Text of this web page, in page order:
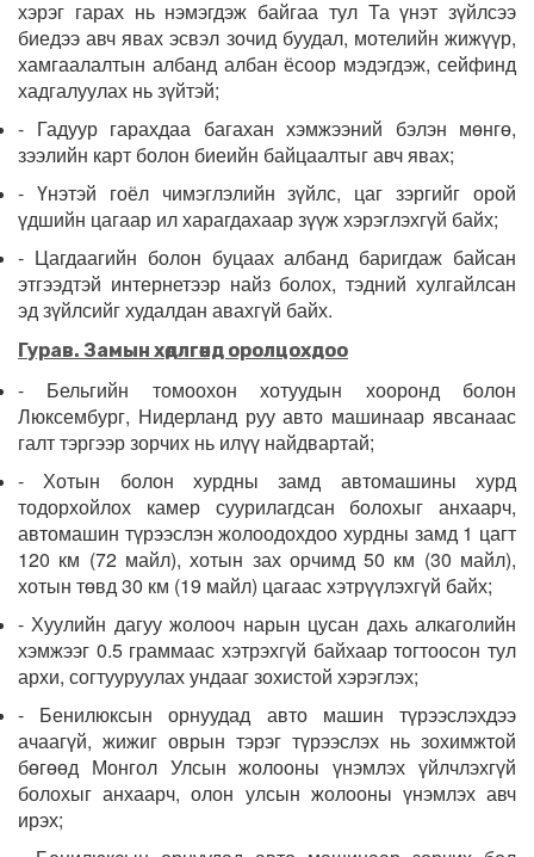
хэрэг гарах нь нэмэгдэж байгаа тул Та үнэт зүйлсээ
биедээ авч явах эсвэл зочид буудал, мотелийн жижүүр,
хамгаалалтын албанд албан ёсоор мэдэгдэж, сейфинд
хадгалуулах нь зүйтэй;
- Гадуур гарахдаа багахан хэмжээний бэлэн мөнгө,
зээлийн карт болон биеийн байцаалтыг авч явах;
- Үнэтэй гоёл чимэглэлийн зүйлс, цаг зэргийг орой
үдшийн цагаар ил харагдахаар зүүж хэрэглэхгүй байх;
- Цагдаагийн болон буцаах албанд баригдаж байсан
этгээдтэй интернетээр найз болох, тэдний хулгайлсан
эд зүйлсийг худалдан авахгүй байх.
Гурав. Замын хөдлгөөнд оролцохдоо
- Бельгийн томоохон хотуудын хооронд болон
Люксембург, Нидерланд руу авто машинаар явсанаас
галт тэргээр зорчих нь илүү найдвартай;
- Хотын болон хурдны замд автомашины хурд
тодорхойлох камер суурилагдсан болохыг анхаарч,
автомашин түрээслэн жолоодохдоо хурдны замд 1 цагт
120 км (72 майл), хотын зах орчимд 50 км (30 майл),
хотын төвд 30 км (19 майл) цагаас хэтрүүлэхгүй байх;
- Хуулийн дагуу жолооч нарын цусан дахь алкаголийн
хэмжээг 0.5 граммаас хэтрэхгүй байхаар тогтоосон тул
архи, согтууруулах ундааг зохистой хэрэглэх;
- Бенилюксын орнуудад авто машин түрээслэхдээ
ачаагүй, жижиг оврын тэрэг түрээслэх нь зохимжтой
бөгөөд Монгол Улсын жолооны үнэмлэх үйлчлэхгүй
болохыг анхаарч, олон улсын жолооны үнэмлэх авч
ирэх;